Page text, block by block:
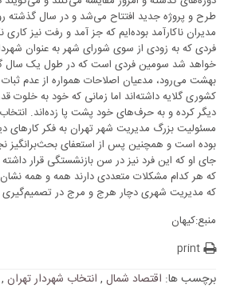
طرح و پروژه جدید افتتاح می‌شد و در سال گذشته
مدیران ناکارآمد بوده‌ایم که جز آمد و رفت نیز کاری
فردی که به زودی از سوی شورای شهر به عنوان
خواهد شد سومین فردی است که در طول یک سال
بهشت می‌رود، مدعیان اصلاحات همواره از عدم
کشوری گلایه داشته‌اند اما زمانی که خود به خلوت
دیگر کرده و به حرف‌های خود پشت پا زده‌اند.
مسئولیت بزرگ مدیریت شهر تهران به فکر کارهای
بوده است و همچنین پس از استعفای بحث‌برانگیز
جای او که این فرد نیز در سن بازنشستگی قرار داشته
که هر کدام مشکلات متعددی دارند همه و همه
که مدیریت شهری دچار هرج و مرج در
منبع:کیهان
print
برچسب ها: اقتصاد شمال , انتخاب شهردار تهران ,